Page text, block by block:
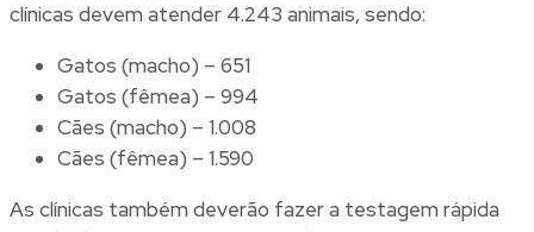
clínicas devem atender 4.243 animais, sendo:
Gatos (macho) – 651
Gatos (fêmea) – 994
Cães (macho) – 1.008
Cães (fêmea) – 1.590
As clínicas também deverão fazer a testagem rápida